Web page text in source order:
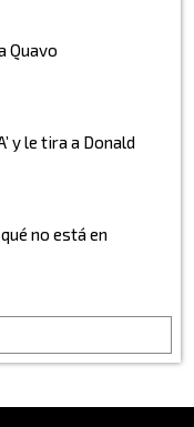
Quavo
y le tira a Donald
no está en